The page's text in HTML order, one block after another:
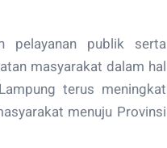
pelayanan publik serta
masyarakat dalam hal
terus meningkat
menuju Provinsi